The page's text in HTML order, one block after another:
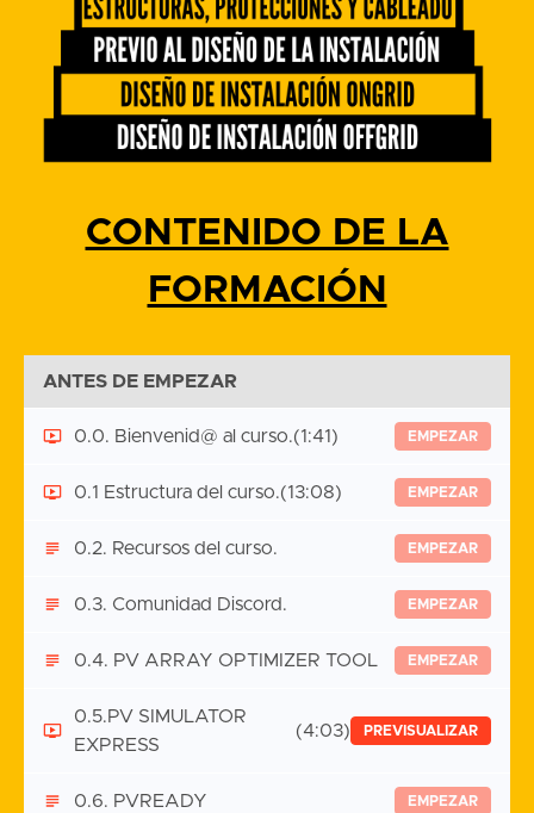
CONTENIDO DE LA
FORMACIÓN
ANTES DE EMPEZAR
0.0. Bienvenid@ al curso.(1:41) EMPEZAR
0.1 Estructura del curso.(13:08) EMPEZAR
0.2. Recursos del curso. EMPEZAR
0.3. Comunidad Discord. EMPEZAR
0.4. PV ARRAY OPTIMIZER TOOL EMPEZAR
0.5.PV SIMULATOR
EXPRESS
(4:03) PREVISUALIZAR
0.6. PVREADY EMPEZAR